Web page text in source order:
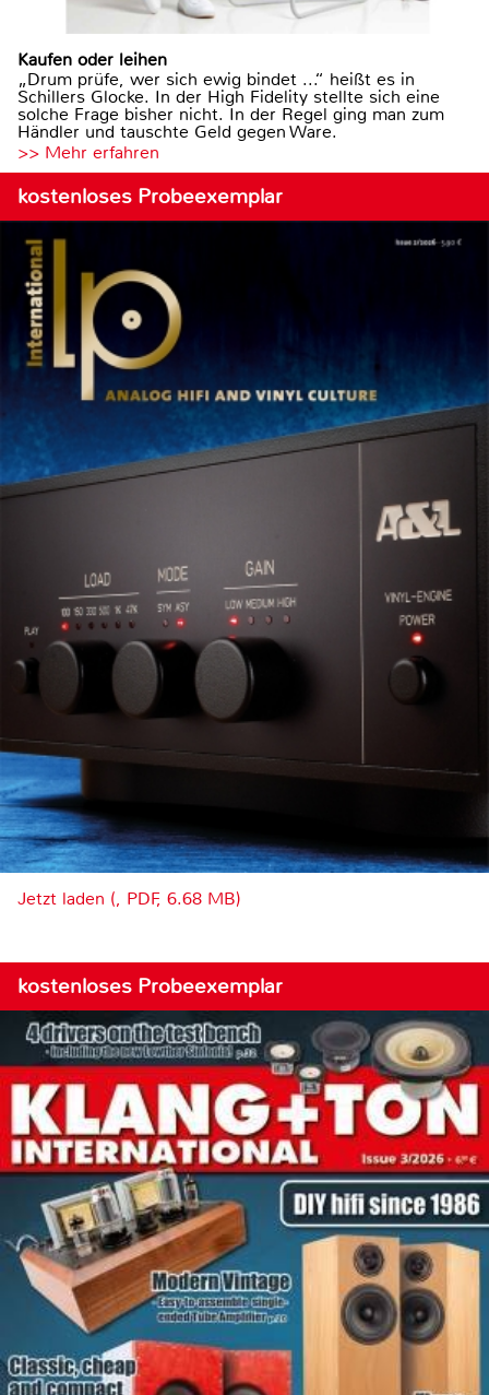
Kaufen oder leihen
„Drum prüfe, wer sich ewig bindet ...“ heißt es in
Schillers Glocke. In der High Fidelity stellte sich eine
solche Frage bisher nicht. In der Regel ging man zum
Händler und tauschte Geld gegen Ware.
>> Mehr erfahren
kostenloses Probeexemplar
Jetzt laden (, PDF, 6.68 MB)
kostenloses Probeexemplar